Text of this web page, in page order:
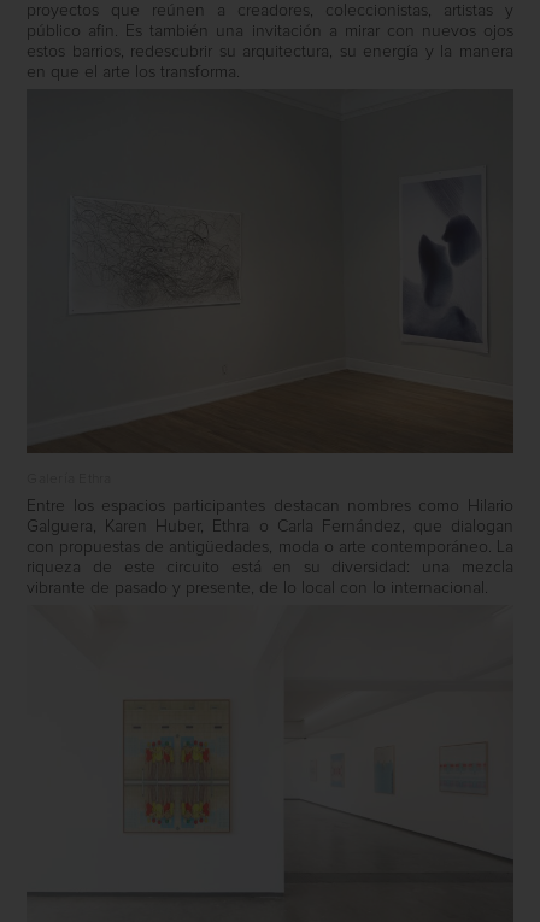
proyectos que reúnen a creadores, coleccionistas, artistas y
público afin. Es también una invitación a mirar con nuevos ojos
estos barrios, redescubrir su arquitectura, su energía y la manera
en que el arte los transforma.
Entre los espacios participantes destacan nombres como Hilario
Galguera, Karen Huber, Ethra o Carla Fernández, que dialogan
con propuestas de antigüedades, moda o arte contemporáneo. La
riqueza de este circuito está en su diversidad: una mezcla
vibrante de pasado y presente, de lo local con lo internacional.